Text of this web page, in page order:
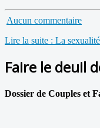
Aucun commentaire
Lire la suite : La
Faire le deuil
Dossier de Couples et